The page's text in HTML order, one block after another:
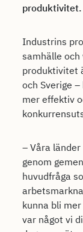
produktivitet.
Industrins
samhälle
produktivitet
och Sverige
mer effektiv
– Våra
genom
huvudfråga
kunna bli
var något vi